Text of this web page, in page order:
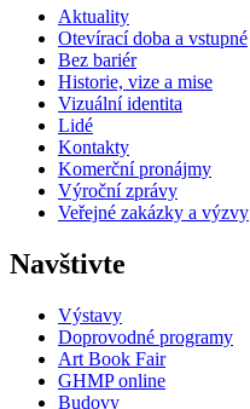
Aktuality
Otevírací doba a vstupné
Bez bariér
Historie, vize a mise
Vizuální identita
Lidé
Kontakty
Komerční pronájmy
Výroční zprávy
Veřejné zakázky a výzvy
Navštivte
Výstavy
Doprovodné programy
Art Book Fair
GHMP online
Budovy